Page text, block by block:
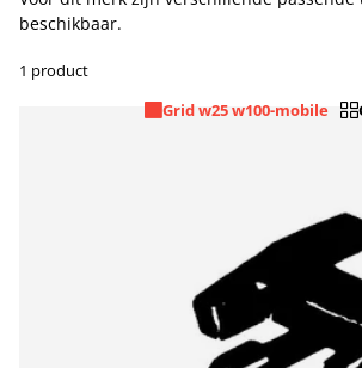
beschikbaar.
1 product
Grid w25 w100-mobile